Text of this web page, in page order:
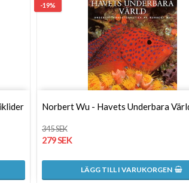
-19%
Norbert Wu - Havets Underbara
345 SEK
279 SEK
LÄGG TILL I VARUKORGEN